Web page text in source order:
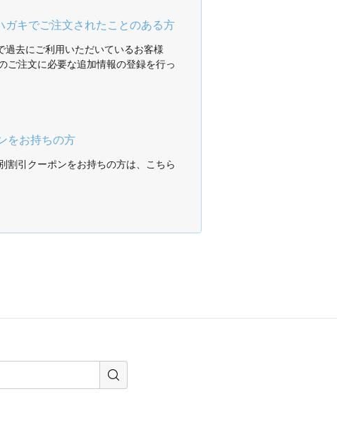
ガキでご注文されたことのある方
過去にご利用いただいているお客様
ご注文に必要な追加情報の登録を行っ
をお持ちの方
割引クーポンをお持ちの方は、こちら